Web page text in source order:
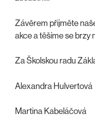
Závěrem přijměte
akce a těšíme se brzy
Za Školskou radu
Alexandra Hulvertová
Martina Kabeláčová